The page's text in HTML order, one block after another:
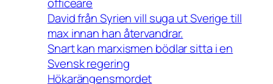
David från Syrien vill suga ut Sverige till
max innan han återvandrar.
Snart kan marxismen bödlar sitta i en
Svensk regering
Hökarängensmordet